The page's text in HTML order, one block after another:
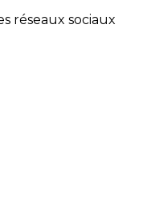
réseaux sociaux